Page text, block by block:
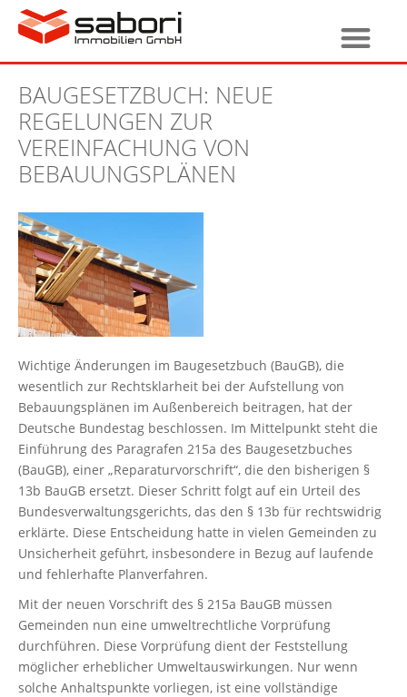
BAUGESETZBUCH: NEUE
REGELUNGEN ZUR
VEREINFACHUNG VON
BEBAUUNGSPLÄNEN
Wichtige Änderungen im Baugesetzbuch (BauGB), die
wesentlich zur Rechtsklarheit bei der Aufstellung von
Bebauungsplänen im Außenbereich beitragen, hat der
Deutsche Bundestag beschlossen. Im Mittelpunkt steht die
Einführung des Paragrafen 215a des Baugesetzbuches
(BauGB), einer „Reparaturvorschrift“, die den bisherigen §
13b BauGB ersetzt. Dieser Schritt folgt auf ein Urteil des
Bundesverwaltungsgerichts, das den § 13b für rechtswidrig
erklärte. Diese Entscheidung hatte in vielen Gemeinden zu
Unsicherheit geführt, insbesondere in Bezug auf laufende
und fehlerhafte Planverfahren.
Mit der neuen Vorschrift des § 215a BauGB müssen
Gemeinden nun eine umweltrechtliche Vorprüfung
durchführen. Diese Vorprüfung dient der Feststellung
möglicher erheblicher Umweltauswirkungen. Nur wenn
solche Anhaltspunkte vorliegen, ist eine vollständige